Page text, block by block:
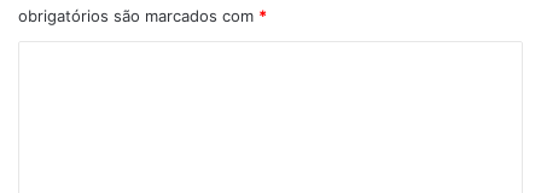
obrigatórios são marcados com *